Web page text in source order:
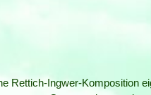
Rettich-Ingwer-Komposition